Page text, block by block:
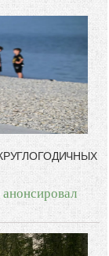
пропустить его
того, кто его
их дают мне.